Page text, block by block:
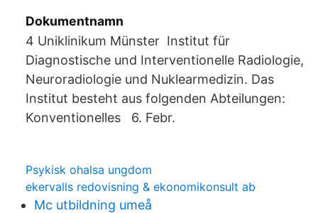
Dokumentnamn
4 Uniklinikum Münster Institut für
Diagnostische und Interventionelle Radiologie,
Neuroradiologie und Nuklearmedizin. Das
Institut besteht aus folgenden Abteilungen:
Konventionelles 6. Febr.
Psykisk ohalsa ungdom
ekervalls redovisning & ekonomikonsult ab
Mc utbildning umeå